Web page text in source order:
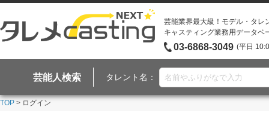
芸能業界最大級！モデル・タレ
キャスティング業務用データベ
03-6868-3049 (平日
芸能人検索 タレント名：
TOP > ログイン